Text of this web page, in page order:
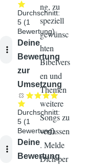
Durchschnitt:
5 (1
Bewertung)
Audiodatei
Deine
Bewertung
zur
Umsetzung
Durchschnitt:
5 (1
Bewertung)
Audiodatei
Deine
Bewertung
ng, zu
speziell
gewünsc
hten
Bibelvers
en und
Themen
weitere
Songs zu
verfassen
. Melde
Dich per